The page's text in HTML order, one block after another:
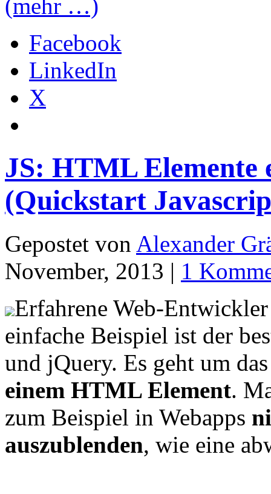
(mehr …)
Facebook
LinkedIn
X
JS: HTML Elemente
(Quickstart
Gepostet von Alexander
November, 2013 | 1
Erfahrene Web-
einfache Beispiel ist der
und jQuery. Es geht um
einem HTML Element.
zum Beispiel in Webapps
auszublenden, wie eine